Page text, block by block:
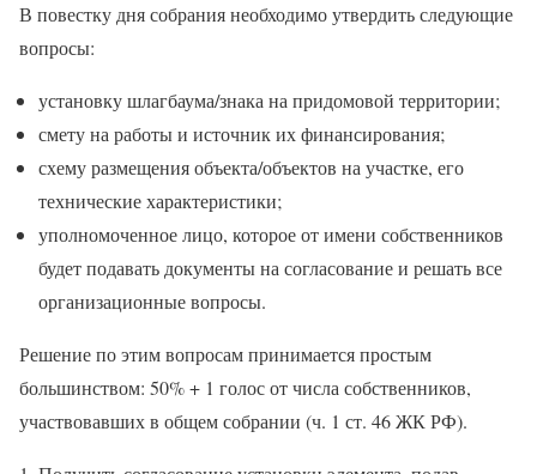
В повестку дня собрания необходимо утвердить следующие
вопросы:
установку шлагбаума/знака на придомовой территории;
смету на работы и источник их финансирования;
схему размещения объекта/объектов на участке, его
технические характеристики;
уполномоченное лицо, которое от имени собственников
будет подавать документы на согласование и решать все
организационные вопросы.
Решение по этим вопросам принимается простым
большинством: 50% + 1 голос от числа собственников,
участвовавших в общем собрании (ч. 1 ст. 46 ЖК РФ).